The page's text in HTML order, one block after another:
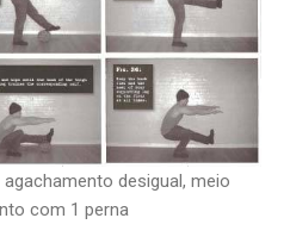
desigual, meio
com 1 perna